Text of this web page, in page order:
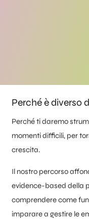
Perché è diverso
Perché ti daremo
momenti difficili, per
crescita.
Il nostro percorso
evidence-based della
comprendere come
imparare a gestire le